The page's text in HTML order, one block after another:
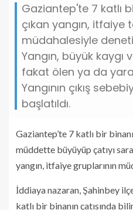
Gaziantep'te 7 katlı
çıkan yangın, itfaiye
müdahalesiyle
Yangın, büyük
fakat ölen ya da
Yangının çıkış
başlatıldı.
Gaziantep’te 7 katlı bir
müddette büyüyüp çatıyı
yangın, itfaiye gruplarının
İddiaya nazaran, Şahinbey
katlı bir binanın çatısında